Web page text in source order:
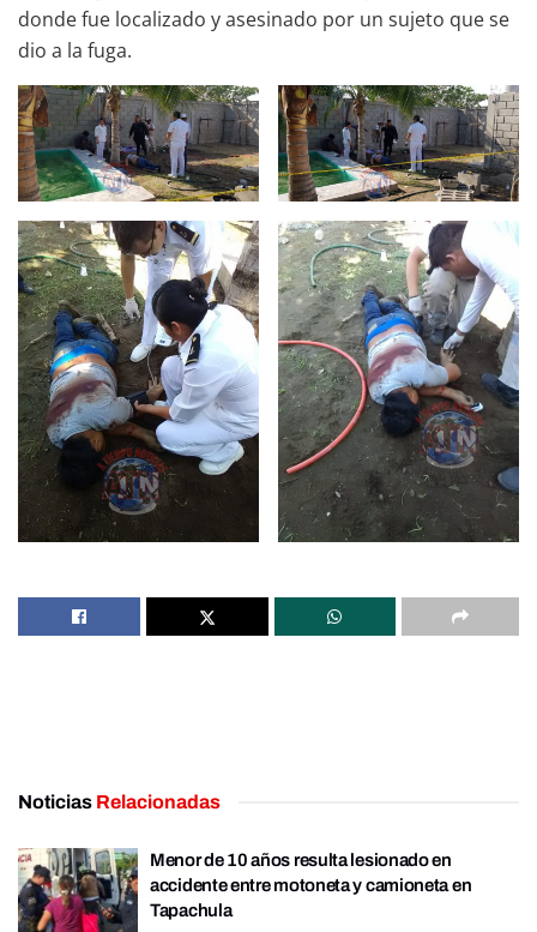
donde fue localizado y asesinado por un sujeto que se
dio a la fuga.
Noticias Relacionadas
Menor de 10 años resulta lesionado en
accidente entre motoneta y camioneta en
Tapachula